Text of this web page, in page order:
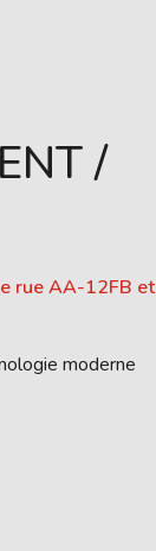
/
rue AA-12FB et
moderne